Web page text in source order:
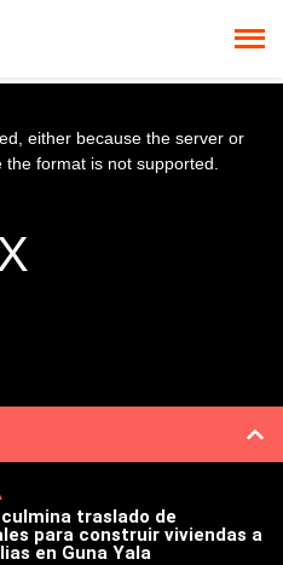
either because the server or
format is not supported.
culmina traslado de
para construir viviendas a
en Guna Yala